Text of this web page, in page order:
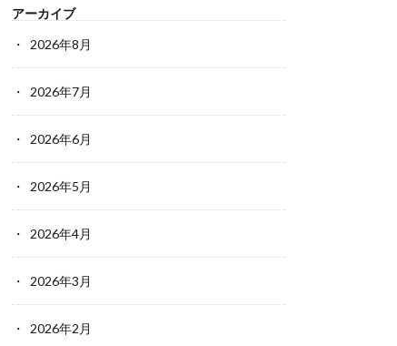
アーカイブ
2026年8月
2026年7月
2026年6月
2026年5月
2026年4月
2026年3月
2026年2月